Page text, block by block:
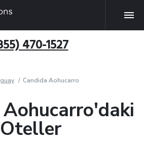
470-1527
Candida Aohucarro
Oteller